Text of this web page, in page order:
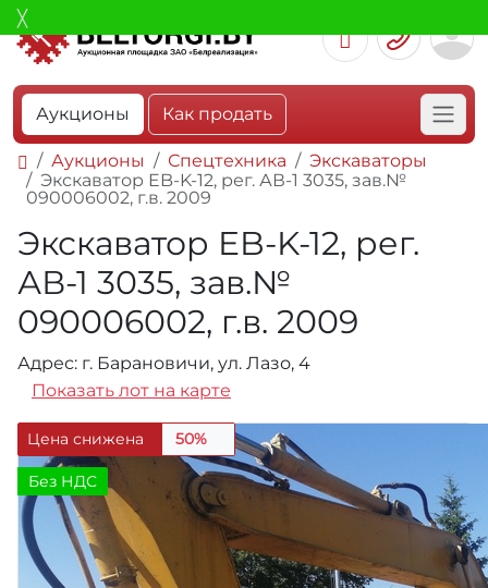
Аукционы Как продать
Аукционы Спецтехника
Экскаваторы
Экскаватор EB-K-12, рег. АВ-1 3035, зав.№
090006002, г.в. 2009
Экскаватор EB-K-12, рег.
АВ-1 3035, зав.№
090006002, г.в. 2009
Адрес: г. Барановичи, ул. Лазо, 4
Показать лот на карте
Цена снижена 50%
Без НДС